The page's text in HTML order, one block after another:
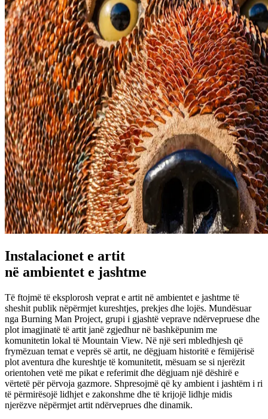
Instalacionet e artit
në ambientet e jashtme
Të ftojmë të eksplorosh veprat e artit në ambientet e jashtme të
sheshit publik nëpërmjet kureshtjes, prekjes dhe lojës. Mundësuar
nga Burning Man Project, grupi i gjashtë veprave ndërvepruese dhe
plot imagjinatë të artit janë zgjedhur në bashkëpunim me
komunitetin lokal të Mountain View. Në një seri mbledhjesh që
frymëzuan temat e veprës së artit, ne dëgjuam historitë e fëmijërisë
plot aventura dhe kureshtje të komunitetit, mësuam se si njerëzit
orientohen vetë me pikat e referimit dhe dëgjuam një dëshirë e
vërtetë për përvoja gazmore. Shpresojmë që ky ambient i jashtëm i ri
të përmirësojë lidhjet e zakonshme dhe të krijojë lidhje midis
njerëzve nëpërmjet artit ndërveprues dhe dinamik.